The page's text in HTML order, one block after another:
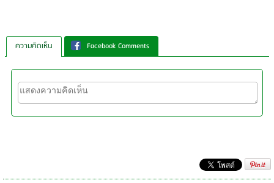
ความคิดเห็น Facebook Comments